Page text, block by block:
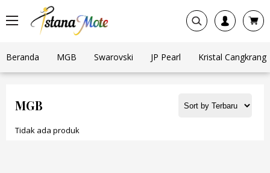
Beranda MGB Swarovski JP Pearl Kristal Cangkrang
MGB
Tidak ada produk